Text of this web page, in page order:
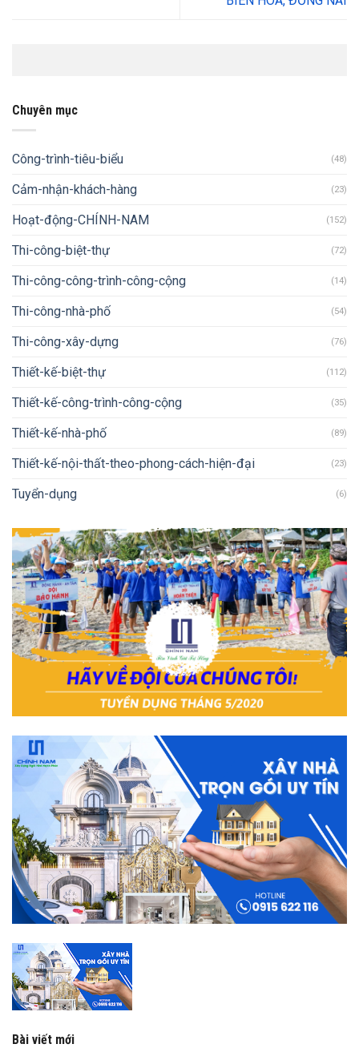
Chuyên mục
Công-trình-tiêu-biểu (48)
Cảm-nhận-khách-hàng (23)
Hoạt-động-CHÍNH-NAM (152)
Thi-công-biệt-thự (72)
Thi-công-công-trình-công-cộng (14)
Thi-công-nhà-phố (54)
Thi-công-xây-dựng (76)
Thiết-kế-biệt-thự (112)
Thiết-kế-công-trình-công-cộng (35)
Thiết-kế-nhà-phố (89)
Thiết-kế-nội-thất-theo-phong-cách-hiện-đại (23)
Tuyển-dụng (6)
Bài viết mới